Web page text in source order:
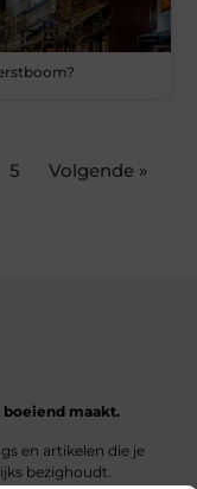
5 Volgende »
maakt.
en artikelen die je
bezighoudt.